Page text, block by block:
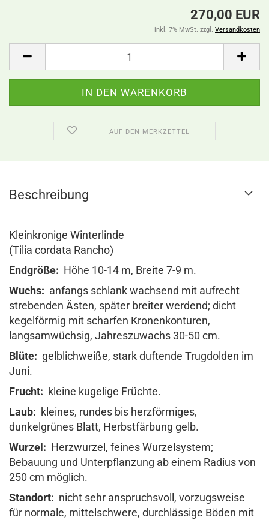
270,00 EUR
inkl. 7% MwSt. zzgl. Versandkosten
AUF DEN MERKZETTEL
Beschreibung
Kleinkronige Winterlinde
(Tilia cordata Rancho)
Endgröße: Höhe 10-14 m, Breite 7-9 m.
Wuchs: anfangs schlank wachsend mit aufrecht
strebenden Ästen, später breiter werdend; dicht
kegelförmig mit scharfen Kronenkonturen,
langsamwüchsig, Jahreszuwachs 30-50 cm.
Blüte: gelblichweiße, stark duftende Trugdolden im
Juni.
Frucht: kleine kugelige Früchte.
Laub: kleines, rundes bis herzförmiges,
dunkelgrünes Blatt, Herbstfärbung gelb.
Wurzel: Herzwurzel, feines Wurzelsystem;
Bebauung und Unterpflanzung ab einem Radius von
250 cm möglich.
Standort: nicht sehr anspruchsvoll, vorzugsweise
für normale, mittelschwere, durchlässige Böden mit